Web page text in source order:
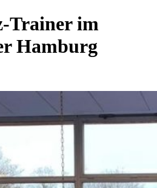
Trainer im
Hamburg